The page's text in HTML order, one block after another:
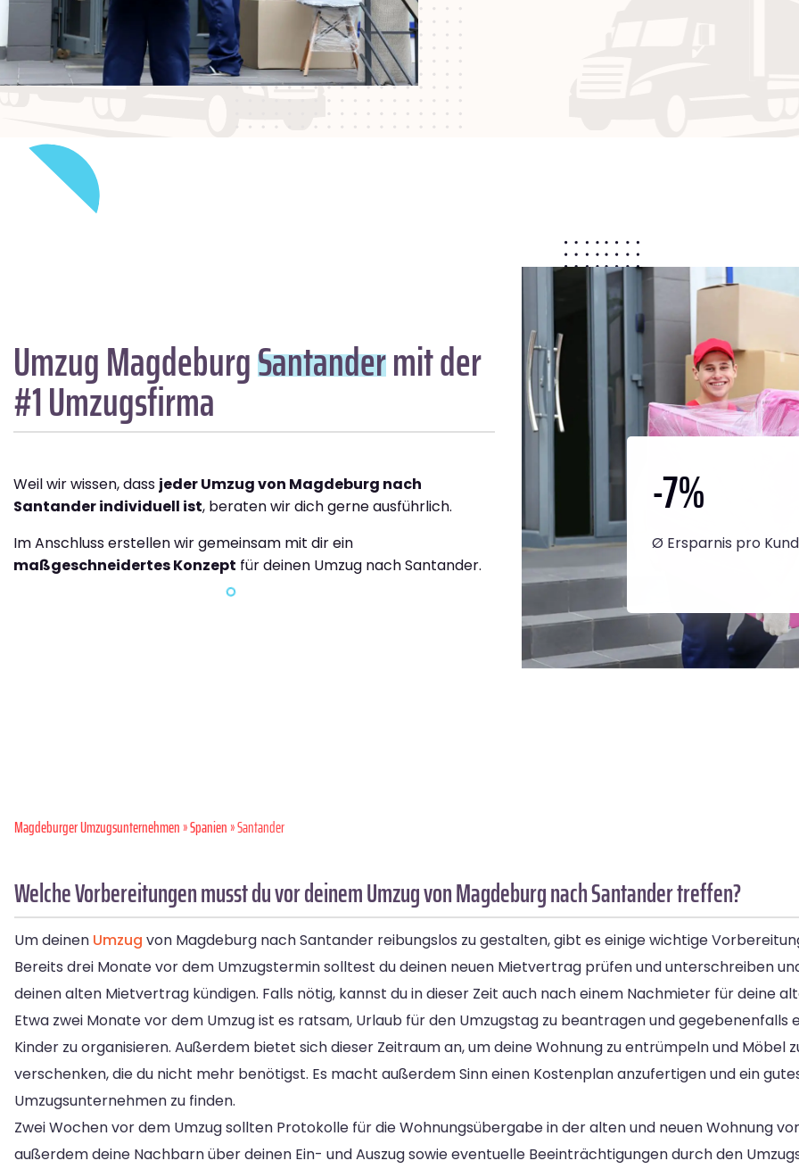
Umzug MagdeburgSantandermit der
#1 Umzugsfirma
Weil wir wissen, dass jeder Umzug von Magdeburg nach
Santander individuell ist, beraten wir dich gerne ausführlich.
Im Anschluss erstellen wir gemeinsam mit dir ein
maßgeschneidertes Konzept für deinen Umzug nach Santander.
-7%
Ø Ersparnis pro
Magdeburger Umzugsunternehmen»Spanien» Santander
Welche Vorbereitungen musst du vor deinem Umzug von Magdeburg nach Santander treffen?
Um deinen Umzug von Magdeburg nach Santander reibungslos zu gestalten, gibt es einige wichtige
Bereits drei Monate vor dem Umzugstermin solltest du deinen neuen Mietvertrag prüfen und unterschreiben
deinen alten Mietvertrag kündigen. Falls nötig, kannst du in dieser Zeit auch nach einem Nachmieter für deine
Etwa zwei Monate vor dem Umzug ist es ratsam, Urlaub für den Umzugstag zu beantragen und gegebenenfalls
Kinder zu organisieren. Außerdem bietet sich dieser Zeitraum an, um deine Wohnung zu entrümpeln und Möbel
verschenken, die du nicht mehr benötigst. Es macht außerdem Sinn einen Kostenplan anzufertigen und ein
Umzugsunternehmen zu finden.
Zwei Wochen vor dem Umzug sollten Protokolle für die Wohnungsübergabe in der alten und neuen Wohnung
außerdem deine Nachbarn über deinen Ein- und Auszug sowie eventuelle Beeinträchtigungen durch den